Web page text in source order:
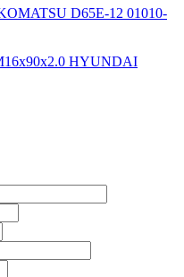
D65E-12 01010-
HYUNDAI